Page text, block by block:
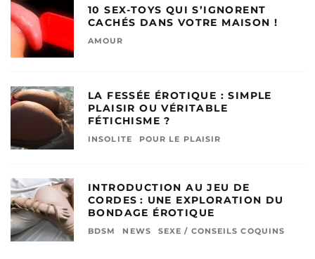
10 SEX-TOYS QUI S’IGNORENT
CACHÉS DANS VOTRE MAISON !
AMOUR
LA FESSÉE ÉROTIQUE : SIMPLE
PLAISIR OU VÉRITABLE
FÉTICHISME ?
INSOLITE POUR LE PLAISIR
INTRODUCTION AU JEU DE
CORDES : UNE EXPLORATION DU
BONDAGE ÉROTIQUE
BDSM NEWS SEXE / CONSEILS COQUINS